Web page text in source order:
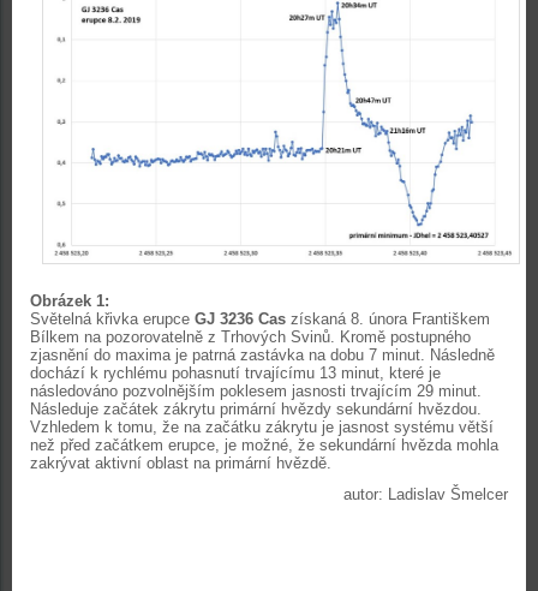
Obrázek 1:
Světelná křivka erupce GJ 3236 Cas získaná 8. února Františkem
Bílkem na pozorovatelně z Trhových Svinů. Kromě postupného
zjasnění do maxima je patrná zastávka na dobu 7 minut. Následně
dochází k rychlému pohasnutí trvajícímu 13 minut, které je
následováno pozvolnějším poklesem jasnosti trvajícím 29 minut.
Následuje začátek zákrytu primární hvězdy sekundární hvězdou.
Vzhledem k tomu, že na začátku zákrytu je jasnost systému větší
než před začátkem erupce, je možné, že sekundární hvězda mohla
zakrývat aktivní oblast na primární hvězdě.
autor: Ladislav Šmelcer